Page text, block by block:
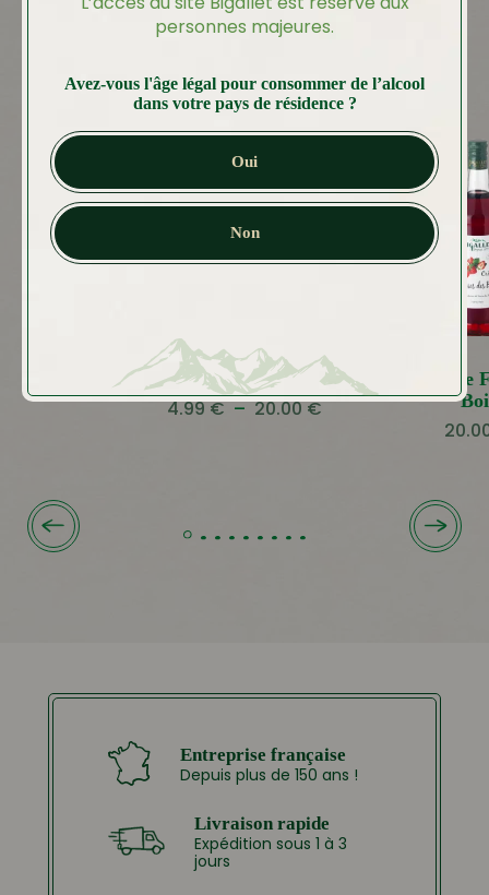
personnes majeures.
Avez-vous l'âge légal pour consommer de l’alcool
dans votre pays de résidence ?
Oui
Non
aussi…
Crème de Châtaigne
4.99€–20.00€Plage
Crème de
Entreprise française
Depuis plus de 150 ans !
Livraison rapide
Expédition sous 1 à 3
jours